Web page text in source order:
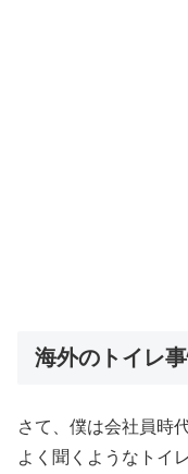
海外のトイレ
さて、僕は会社員時
よく聞くようなトイ